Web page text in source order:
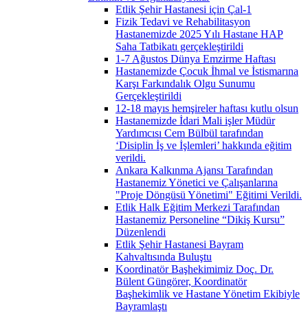
Etlik Şehir Hastanesi için Çal-1
Fizik Tedavi ve Rehabilitasyon
Hastanemizde 2025 Yılı Hastane HAP
Saha Tatbikatı gerçekleştirildi
1-7 Ağustos Dünya Emzirme Haftası
Hastanemizde Çocuk İhmal ve İstismarına
Karşı Farkındalık Olgu Sunumu
Gerçekleştirildi
12-18 mayıs hemşireler haftası kutlu olsun
Hastanemizde İdari Mali işler Müdür
Yardımcısı Cem Bülbül tarafından
‘Disiplin İş ve İşlemleri’ hakkında eğitim
verildi.
Ankara Kalkınma Ajansı Tarafından
Hastanemiz Yönetici ve Çalışanlarına
"Proje Döngüsü Yönetimi" Eğitimi Verildi.
Etlik Halk Eğitim Merkezi Tarafından
Hastanemiz Personeline “Dikiş Kursu”
Düzenlendi
Etlik Şehir Hastanesi Bayram
Kahvaltısında Buluştu
Koordinatör Başhekimimiz Doç. Dr.
Bülent Güngörer, Koordinatör
Başhekimlik ve Hastane Yönetim Ekibiyle
Bayramlaştı